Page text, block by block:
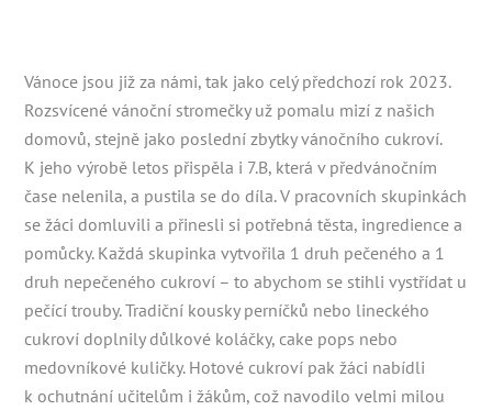
Vánoce jsou již za námi, tak jako celý předchozí rok 2023.
Rozsvícené vánoční stromečky už pomalu mizí z našich
domovů, stejně jako poslední zbytky vánočního cukroví.
K jeho výrobě letos přispěla i 7.B, která v předvánočním
čase nelenila, a pustila se do díla. V pracovních skupinkách
se žáci domluvili a přinesli si potřebná těsta, ingredience a
pomůcky. Každá skupinka vytvořila 1 druh pečeného a 1
druh nepečeného cukroví – to abychom se stihli vystřídat u
pečící trouby. Tradiční kousky perníčků nebo lineckého
cukroví doplnily důlkové koláčky, cake pops nebo
medovníkové kuličky. Hotové cukroví pak žáci nabídli
k ochutnání učitelům i žákům, což navodilo velmi milou